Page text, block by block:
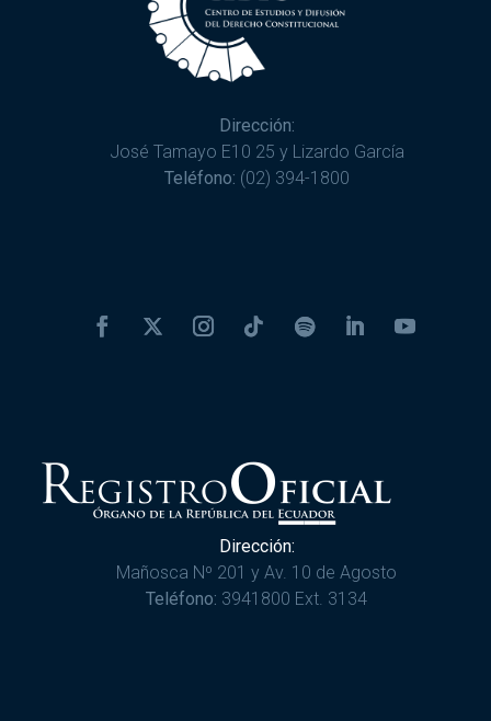
Dirección:
José Tamayo E10 25 y Lizardo García
Teléfono: (02) 394-1800
Dirección:
Mañosca Nº 201 y Av. 10 de Agosto
Teléfono: 3941800 Ext. 3134